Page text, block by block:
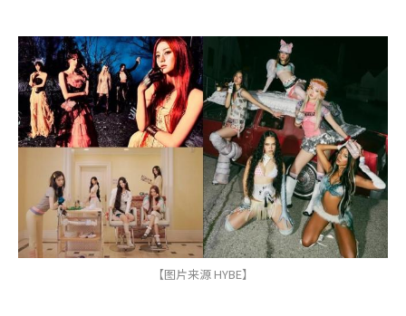
【图片来源 HYBE】